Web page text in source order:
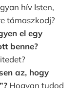
hív Isten,
támaszkodj?
el egy
benne?
az, hogy
Hogyan tudod